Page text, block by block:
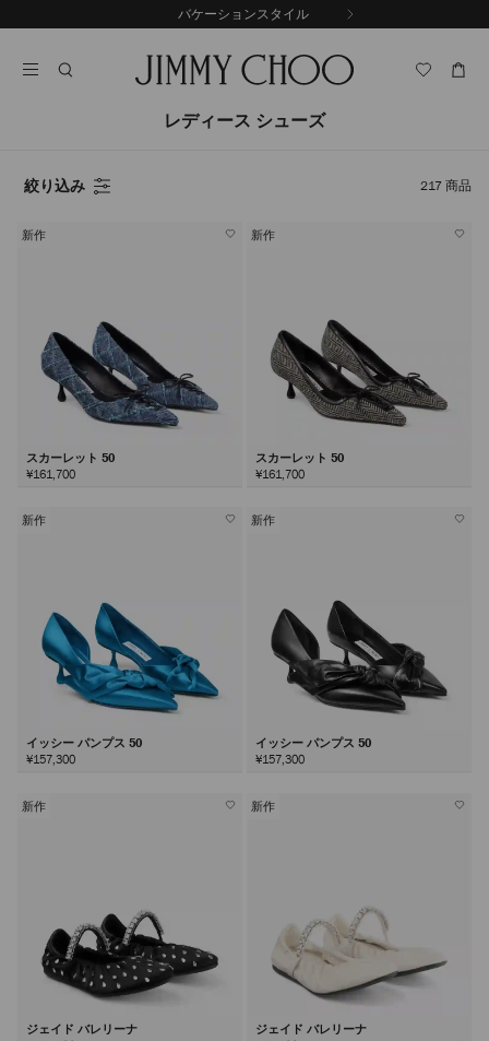
ン
ス
ラ
バケーションスタイル
レディース シューズ
絞り込み 217商品
新作
スカーレット 50
¥161,700
新作
スカーレット 50
¥161,700
新作
イッシー パンプス 50
¥157,300
新作
イッシー パンプス 50
¥157,300
新作
ジェイド バレリーナ
新作
ジェイド バレリーナ